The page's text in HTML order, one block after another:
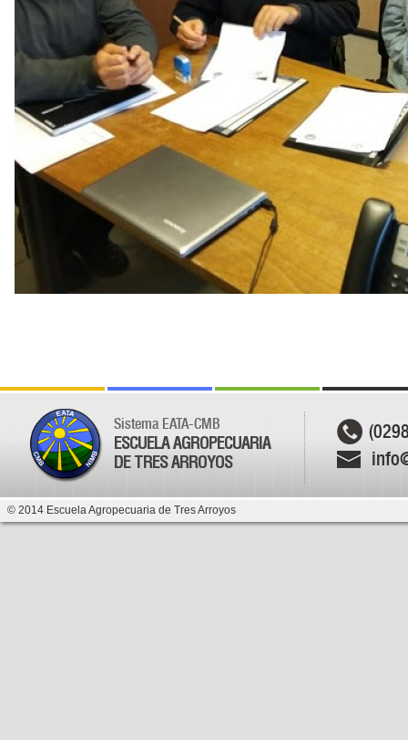
Sistema EATA-CMB
ESCUELA AGROPECUARIA
DE TRES ARROYOS
© 2014 Escuela Agropecuaria de Tres Arroyos